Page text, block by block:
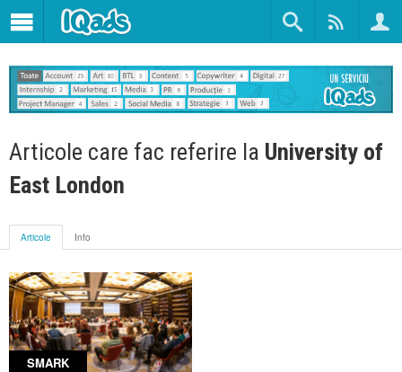
Articole care fac referire la University of
East London
Articole Info
SMARK